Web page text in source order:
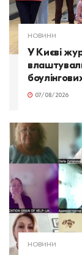
НОВИНИ
У Києві
07/08/2026
НОВИНИ